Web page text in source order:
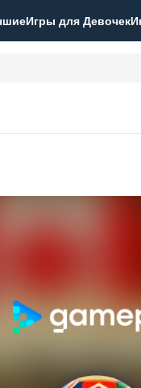
Игры для Девочек